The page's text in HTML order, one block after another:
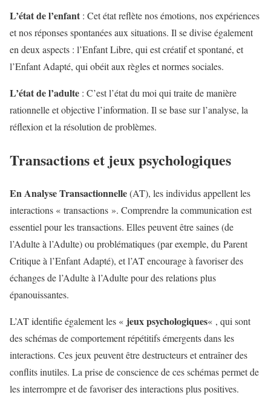
L’état de l’enfant : Cet état reflète nos émotions, nos expériences
et nos réponses spontanées aux situations. Il se divise également
en deux aspects : l’Enfant Libre, qui est créatif et spontané, et
l’Enfant Adapté, qui obéit aux règles et normes sociales.
L’état de l’adulte : C’est l’état du moi qui traite de manière
rationnelle et objective l’information. Il se base sur l’analyse, la
réflexion et la résolution de problèmes.
Transactions et jeux psychologiques
En Analyse Transactionnelle(AT), les individus appellent les
interactions « transactions ». Comprendre la communication est
essentiel pour les transactions. Elles peuvent être saines (de
l’Adulte à l’Adulte) ou problématiques (par exemple, du Parent
Critique à l’Enfant Adapté), et l’AT encourage à favoriser des
échanges de l’Adulte à l’Adulte pour des relations plus
épanouissantes.
L’AT identifie également les « jeux psychologiques« , qui sont
des schémas de comportement répétitifs émergents dans les
interactions. Ces jeux peuvent être destructeurs et entraîner des
conflits inutiles. La prise de conscience de ces schémas permet de
les interrompre et de favoriser des interactions plus positives.